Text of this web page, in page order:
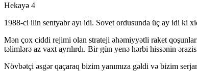
Hekayə 4
1988-ci ilin sentyabr ayı idi. Sovet ordusunda üç ay idi ki
Mən çox ciddi rejimi olan strateji əhəmiyyətli raket
təlimlərə az vaxt ayrılırdı. Bir gün yenə hərbi hissənin
Növbətçi əsgər qaçaraq bizim yanımıza gəldi və bizim